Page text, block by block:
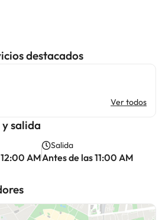
destacados
Ver todos
salida
AM
Salida
Antes de las 11:00 AM